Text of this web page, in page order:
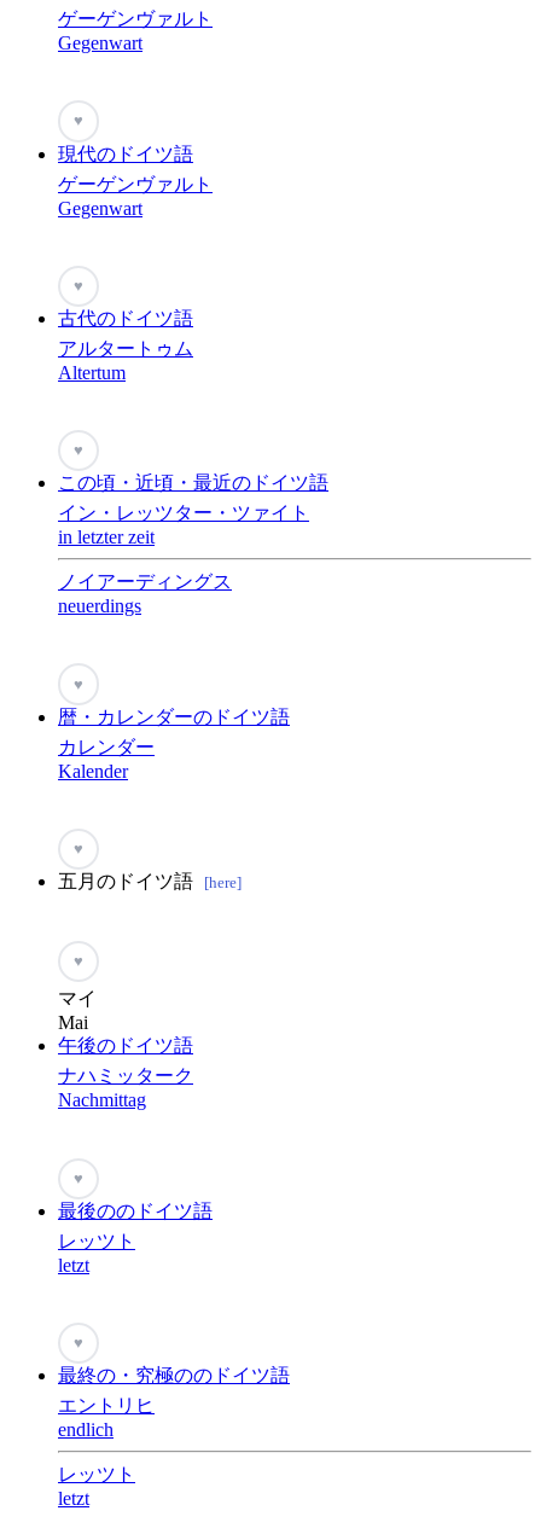
ゲーゲンヴァルト
Gegenwart
♥
現代のドイツ語
ゲーゲンヴァルト
Gegenwart
♥
古代のドイツ語
アルタートゥム
Altertum
♥
この頃・近頃・最近のドイツ語
イン・レッツター・ツァイト
in letzter zeit
ノイアーディングス
neuerdings
♥
暦・カレンダーのドイツ語
カレンダー
Kalender
♥
五月のドイツ語 [here]
♥
マイ
Mai
午後のドイツ語
ナハミッターク
Nachmittag
♥
最後ののドイツ語
レッツト
letzt
♥
最終の・究極ののドイツ語
エントリヒ
endlich
レッツト
letzt